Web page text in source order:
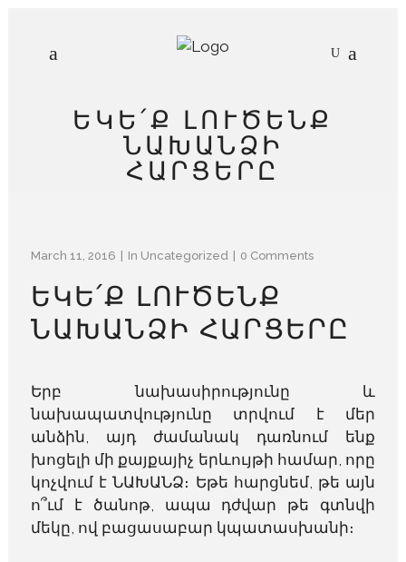
ԵԿԵ՛Ք ԼՈՒԾԵՆՔ
ՆԱԽԱՆՁԻ
ՀԱՐՑԵՐԸ
March 11, 2016 In Uncategorized 0 Comments
ԵԿԵ՛Ք ԼՈՒԾԵՆՔ
ՆԱԽԱՆՁԻ ՀԱՐՑԵՐԸ
Երբ նախասիրությունը և
նախապատվությունը տրվում է մեր
անձին, այդ ժամանակ դառնում ենք
խոցելի մի քայքայիչ երևույթի համար, որը
կոչվում է ՆԱԽԱՆՁ։ Եթե հարցնեմ, թե այն
ո՞ւմ է ծանոթ, ապա դժվար թե գտնվի
մեկը, ով բացասաբար կպատասխանի։